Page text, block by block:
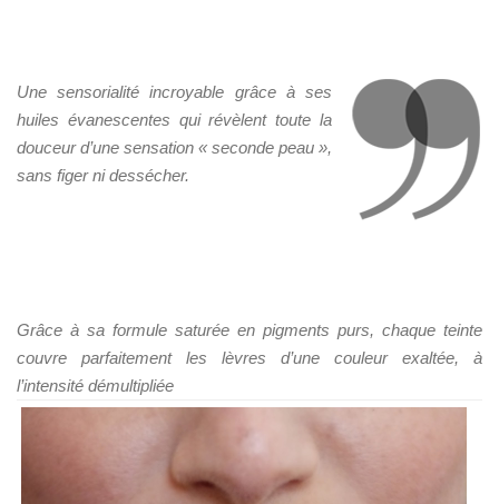
Une sensorialité incroyable grâce à ses
huiles évanescentes qui révèlent toute la
douceur d’une sensation « seconde peau »,
sans figer ni dessécher.
Grâce à sa formule saturée en pigments purs, chaque teinte
couvre parfaitement les lèvres d’une couleur exaltée, à
l’intensité démultipliée